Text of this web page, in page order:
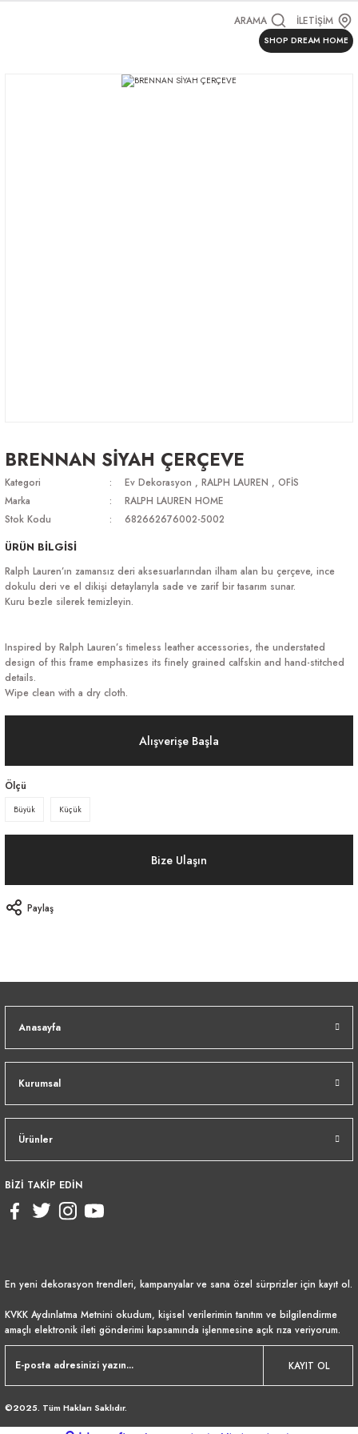
ARAMA İLETİŞİM
SHOP DREAM HOME
BRENNAN SİYAH ÇERÇEVE
Kategori Ev Dekorasyon , RALPH LAUREN , OFİS
Marka
RALPH LAUREN HOME
Stok Kodu
682662676002-5002
ÜRÜN BİLGİSİ
Ralph Lauren’ın zamansız deri aksesuarlarından ilham alan bu çerçeve, ince
dokulu deri ve el dikişi detaylarıyla sade ve zarif bir tasarım sunar.
Kuru bezle silerek temizleyin.
Inspired by Ralph Lauren’s timeless leather accessories, the understated
design of this frame emphasizes its finely grained calfskin and hand-stitched
details.
Wipe clean with a dry cloth.
Alışverişe Başla
Ölçü
Büyük Küçük
Bize Ulaşın
Paylaş
Anasayfa
Kurumsal
Ürünler
BİZİ TAKİP EDİN
En yeni dekorasyon trendleri, kampanyalar ve sana özel sürprizler için kayıt ol.
KVKK Aydınlatma Metnini okudum, kişisel verilerimin tanıtım ve bilgilendirme
amaçlı elektronik ileti gönderimi kapsamında işlenmesine açık rıza veriyorum.
KAYIT OL
©2025. Tüm Hakları Saklıdır.